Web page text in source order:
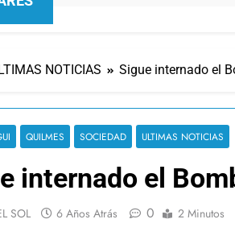
NOTICIAS Sigue internado el
QUILMES SOCIEDAD ULTIMAS NOTICIAS
internado el
SOL 6 Años Atrás 0 2 Minutos